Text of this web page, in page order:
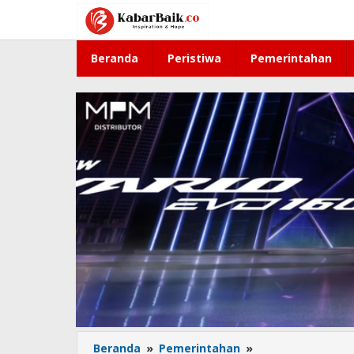
konten
Beranda Peristiwa Pemerintahan
Beranda » Pemerintahan »